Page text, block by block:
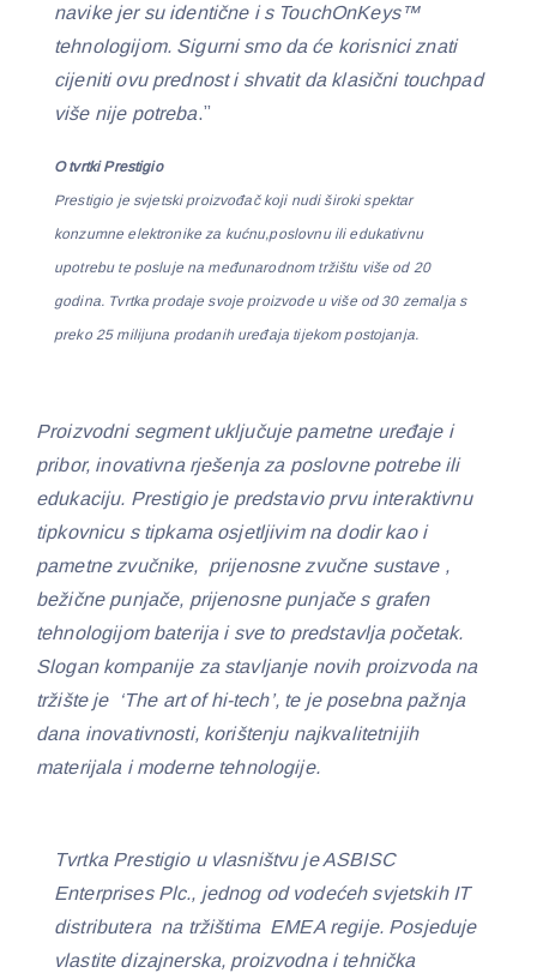
navike jer su identične i s TouchOnKeys™
tehnologijom. Sigurni smo da će korisnici znati
cijeniti ovu prednost i shvatit da klasični touchpad
više nije potreba.”
O tvrtki Prestigio
Prestigio je svjetski proizvođač koji nudi široki spektar
konzumne elektronike za kućnu,poslovnu ili edukativnu
upotrebu te posluje na međunarodnom tržištu više od 20
godina. Tvrtka prodaje svoje proizvode u više od 30 zemalja s
preko 25 milijuna prodanih uređaja tijekom postojanja.
Proizvodni segment uključuje pametne uređaje i
pribor, inovativna rješenja za poslovne potrebe ili
edukaciju. Prestigio je predstavio prvu interaktivnu
tipkovnicu s tipkama osjetljivim na dodir kao i
pametne zvučnike, prijenosne zvučne sustave ,
bežične punjače, prijenosne punjače s grafen
tehnologijom baterija i sve to predstavlja početak.
Slogan kompanije za stavljanje novih proizvoda na
tržište je ‘The art of hi-tech’, te je posebna pažnja
dana inovativnosti, korištenju najkvalitetnijih
materijala i moderne tehnologije.
Tvrtka Prestigio u vlasništvu je ASBISC
Enterprises Plc., jednog od vodećeh svjetskih IT
distributera na tržištima EMEA regije. Posjeduje
vlastite dizajnerska, proizvodna i tehnička